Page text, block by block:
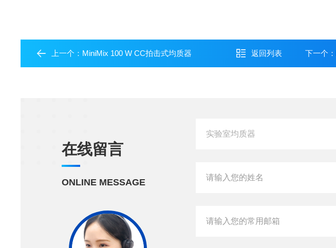
上一个： MiniMix 100 W CC拍击式均质器 返回列表 下一个：
在线留言
ONLINE MESSAGE